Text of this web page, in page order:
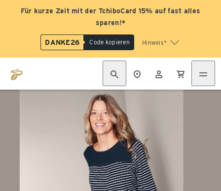
Für kurze Zeit mit der TchiboCard 15% auf fast alles
sparen!*
DANKE26 Code kopieren Hinweis*